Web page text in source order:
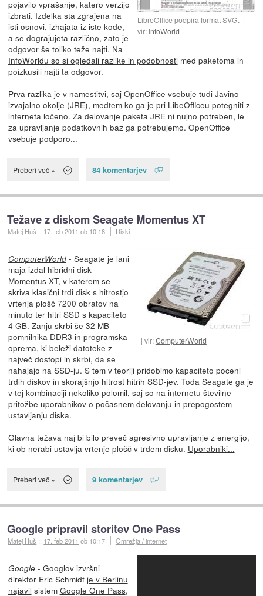
LibreOffice podpira format SVG.
vir: InfoWorld
pojavilo vprašanje, katero verzijo
izbrati. Izdelka sta zgrajena na
isti osnovi, izhajata iz iste kode,
a se dograjujeta različno, zato je
odgovor še toliko teže najti. Na
InfoWorldu so si ogledali razlike in podobnostimed paketoma in
poizkusili najti ta odgovor.
Prva razlika je v namestitvi, saj OpenOffice vsebuje tudi Javino
izvajalno okolje (JRE), medtem ko ga je pri LibeOfficeu potegniti z
interneta ločeno. Za delovanje paketa JRE ni nujno potreben, le
za upravljanje podatkovnih baz ga potrebujemo. OpenOffice
vsebuje podporo...
Preberi več » 84 komentarjev
Težave z diskom Seagate Momentus XT
Matej Huš :: 17. feb 2011 ob 10:18 Diski
vir:ComputerWorld
ComputerWorld- Seagate je lani
maja izdal hibridni disk
Momentus XT, v katerem se
skriva klasični trdi disk s hitrostjo
vrtenja plošč 7200 obratov na
minuto ter hitri SSD s kapaciteto
4 GB. Zanju skrbi še 32 MB
pomnilnika DDR3 in programska
oprema, ki beleži datoteke z
največ dostopi in skrbi, da se
nahajajo na SSD-ju. S tem v teoriji pridobimo kapaciteto poceni
trdih diskov in skorajšnjo hitrost hitrih SSD-jev. Toda Seagate ga je
v tej kombinaciji nekoliko polomil, saj so na internetu številne
pritožbe uporabnikovo počasnem delovanju in prepogostem
ustavljanju diska.
Glavna težava naj bi bilo preveč agresivno upravljanje z energijo,
ki ob nerabi ustavlja vrtenje plošč v trdem disku. Uporabniki...
Preberi več » 9 komentarjev
Google pripravil storitev One Pass
Matej Huš :: 17. feb 2011 ob 10:17 Omrežja / internet
Google- Googlov izvršni
direktor Eric Schmidt je v Berlinu
najavil sistem Google One Pass,